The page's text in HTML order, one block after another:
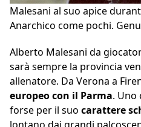
Malesani al suo apice
Anarchico come pochi.
Alberto Malesani da
sarà sempre la provincia
allenatore. Da Verona a
europeo con il Parma. Uno
forse per il suo carattere